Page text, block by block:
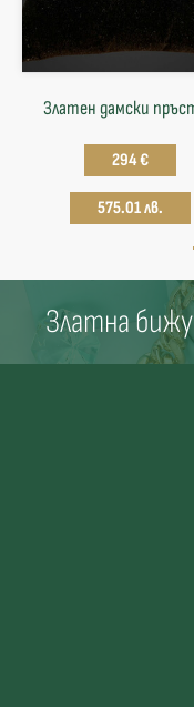
Златен дамски
294 €
575.01 лв.
Златна